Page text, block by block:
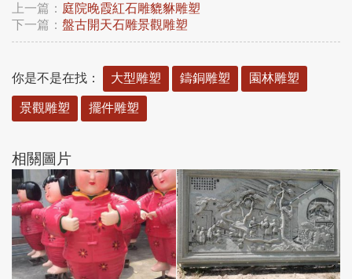
上一篇： 庭院晚霞紅石雕貔貅雕塑
下一篇： 盤古開天石雕景觀雕塑
你是不是在找： 大型雕塑 鑄銅雕塑 園林雕塑
景觀雕塑 擺件雕塑
相關圖片